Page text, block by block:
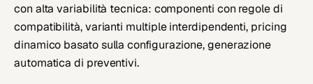
con alta variabilità tecnica: componenti con regole di
compatibilità, varianti multiple interdipendenti, pricing
dinamico basato sulla configurazione, generazione
automatica di preventivi.